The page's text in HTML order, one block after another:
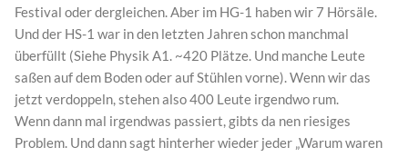
Festival oder dergleichen. Aber im HG-1 haben wir 7 Hörsäle.
Und der HS-1 war in den letzten Jahren schon manchmal
überfüllt (Siehe Physik A1. ~420 Plätze. Und manche Leute
saßen auf dem Boden oder auf Stühlen vorne). Wenn wir das
jetzt verdoppeln, stehen also 400 Leute irgendwo rum.
Wenn dann mal irgendwas passiert, gibts da nen riesiges
Problem. Und dann sagt hinterher wieder jeder „Warum waren